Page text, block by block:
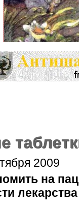
2009
на
лекарства